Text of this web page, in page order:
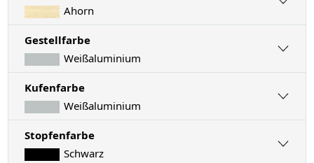
Ahorn
Gestellfarbe
Weißaluminium
Kufenfarbe
Weißaluminium
Stopfenfarbe
Schwarz